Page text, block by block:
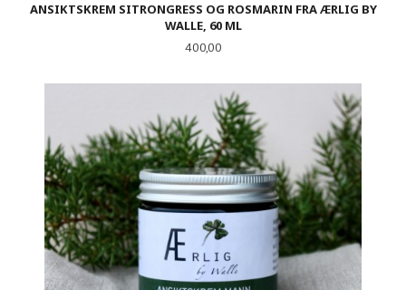
ANSIKTSKREM SITRONGRESS OG ROSMARIN FRA ÆRLIG BY
WALLE, 60 ML
Pris
400,00